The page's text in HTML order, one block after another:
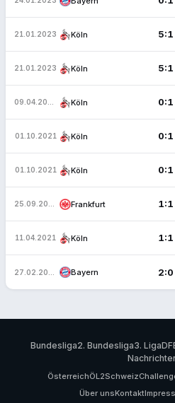
21.01.2023 Köln 5:1
21.01.2023 Köln 5:1
Köln 0:1
01.10.2021 Köln 0:1
01.10.2021 Köln 0:1
Frankfurt 1:1
11.04.2021 Köln 1:1
Bayern 2:0
Bundesliga2. Bundesliga3. Liga
ÖsterreichÖL2Schweiz
Über unsKontakt